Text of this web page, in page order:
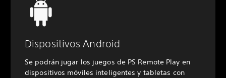
Dispositivos Android
Se podrán jugar los juegos de PS Remote Play en
dispositivos móviles inteligentes y tabletas con